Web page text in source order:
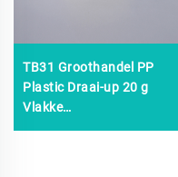
TB31 Groothandel PP
Plastic Draai-up 20 g
Vlakke